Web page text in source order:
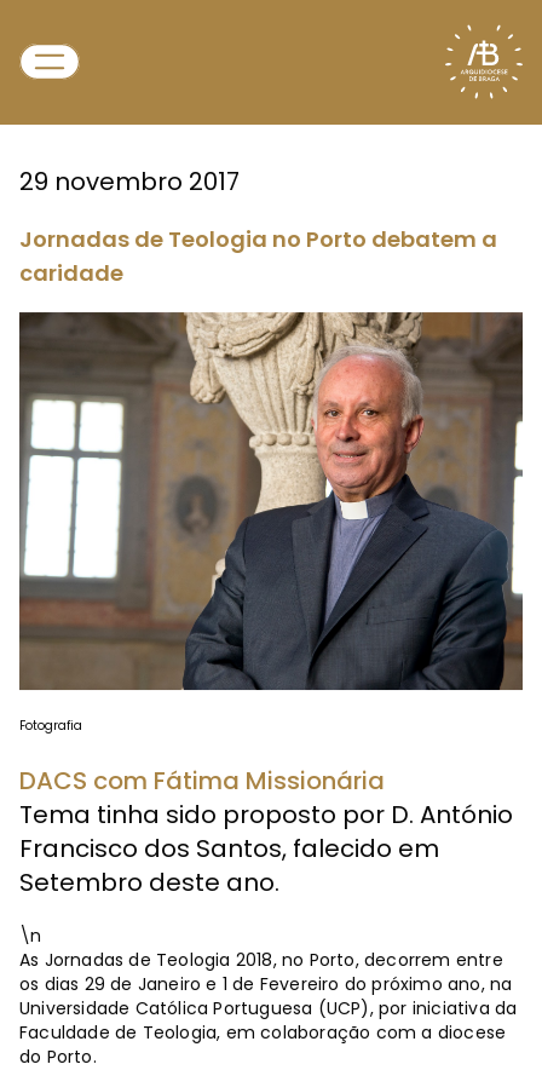
29 novembro 2017
Jornadas de Teologia no Porto debatem a
caridade
Fotografia
DACS com Fátima Missionária
Tema tinha sido proposto por D. António
Francisco dos Santos, falecido em
Setembro deste ano.
\n
As Jornadas de Teologia 2018, no Porto, decorrem entre
os dias 29 de Janeiro e 1 de Fevereiro do próximo ano, na
Universidade Católica Portuguesa (UCP), por iniciativa da
Faculdade de Teologia, em colaboração com a diocese
do Porto.